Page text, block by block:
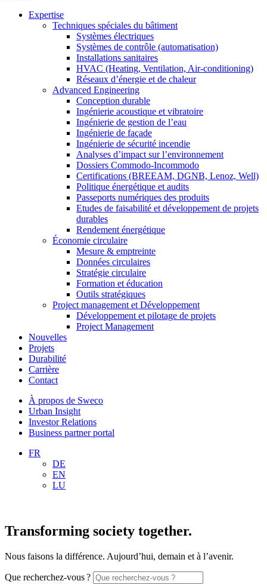
Expertise
Techniques spéciales du bâtiment
Systèmes électriques
Systèmes de contrôle (automatisation)
Installations sanitaires
HVAC (Heating, Ventilation, Air-conditioning)
Réseaux d’énergie et de chaleur
Advanced Engineering
Conception durable
Ingénierie acoustique et vibratoire
Ingénierie de gestion de l’eau
Ingénierie de façade
Ingénierie de sécurité incendie
Analyses d’impact sur l’environnement
Dossiers Commodo-Incommodo
Certifications (BREEAM, DGNB, Lenoz, Well)
Politique énergétique et audits
Passeports numériques des produits
Etudes de faisabilité et développement de projets
durables
Rendement énergétique
Économie circulaire
Mesure & emptreinte
Données circulaires
Stratégie circulaire
Formation et éducation
Outils stratégiques
Project management et Développement
Développement et pilotage de projets
Project Management
Nouvelles
Projets
Durabilité
Carrière
Contact
À propos de Sweco
Urban Insight
Investor Relations
Business partner portal
FR
DE
EN
LU
Transforming society together.
Nous faisons la différence. Aujourd’hui, demain et à l’avenir.
Que recherchez-vous ?